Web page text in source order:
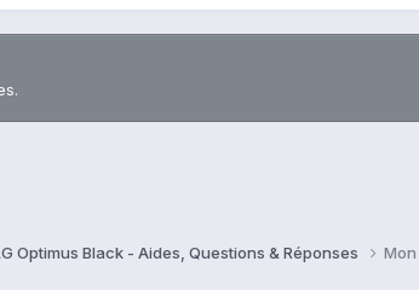
Optimus Black - Aides, Questions & Réponses